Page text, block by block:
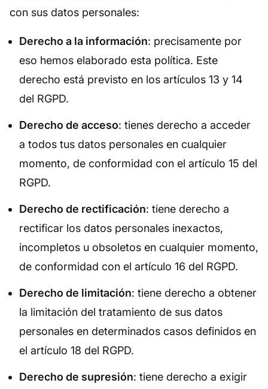
con sus datos personales:
Derecho a la información: precisamente por
eso hemos elaborado esta política. Este
derecho está previsto en los artículos 13 y 14
del RGPD.
Derecho de acceso: tienes derecho a acceder
a todos tus datos personales en cualquier
momento, de conformidad con el artículo 15 del
RGPD.
Derecho de rectificación: tiene derecho a
rectificar los datos personales inexactos,
incompletos u obsoletos en cualquier momento,
de conformidad con el artículo 16 del RGPD.
Derecho de limitación: tiene derecho a obtener
la limitación del tratamiento de sus datos
personales en determinados casos definidos en
el artículo 18 del RGPD.
Derecho de supresión: tiene derecho a exigir